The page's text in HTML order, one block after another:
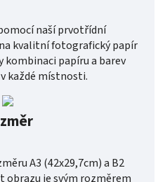
naší prvotřídní
kvalitní fotografický papír
kombinaci papíru a barev
každé místnosti.
A3 (42x29,7cm) a B2
obrazu je svým rozměrem